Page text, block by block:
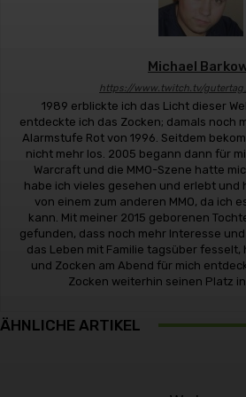
Michael
https://www.twitch.tv/
1989 erblickte ich das Licht dieser
entdeckte ich das Zocken; damals noch
Alarmstufe Rot von 1996. Seitdem
nicht mehr los. 2005 begann dann für
Warcraft und die MMO-Szene hatte
habe ich vieles gesehen und erlebt und
von einem zum anderen MMO, da ich
kann. Mit meiner 2015 geborenen
gefunden, dass noch mehr Interesse
das Leben mit Familie tagsüber fesselt,
und Zocken am Abend für mich
Zocken weiterhin seinen Platz
ÄHNLICHE ARTIKEL